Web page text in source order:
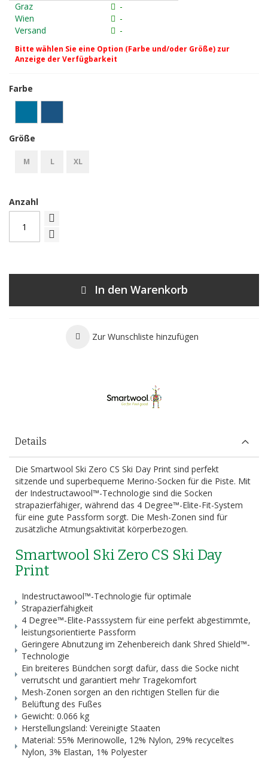
Graz
-
Wien
-
Versand
-
Bitte wählen Sie eine Option (Farbe und/oder Größe) zur
Anzeige der Verfügbarkeit
Farbe
Größe
M L XL
Anzahl
In den Warenkorb
Zur Wunschliste hinzufügen
Details
Die Smartwool Ski Zero CS Ski Day Print sind perfekt
sitzende und superbequeme Merino-Socken für die Piste. Mit
der Indestructawool™-Technologie sind die Socken
strapazierfähiger, während das 4 Degree™-Elite-Fit-System
für eine gute Passform sorgt. Die Mesh-Zonen sind für
zusätzliche Atmungsaktivität körperbezogen.
Smartwool Ski Zero CS Ski Day
Print
Indestructawool™-Technologie für optimale
Strapazierfähigkeit
4 Degree™-Elite-Passsystem für eine perfekt abgestimmte,
leistungsorientierte Passform
Geringere Abnutzung im Zehenbereich dank Shred Shield™-
Technologie
Ein breiteres Bündchen sorgt dafür, dass die Socke nicht
verrutscht und garantiert mehr Tragekomfort
Mesh-Zonen sorgen an den richtigen Stellen für die
Belüftung des Fußes
Gewicht: 0.066 kg
Herstellungsland: Vereinigte Staaten
Material: 55% Merinowolle, 12% Nylon, 29% recyceltes
Nylon, 3% Elastan, 1% Polyester